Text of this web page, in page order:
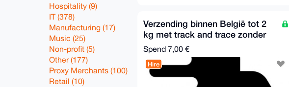
Hospitality (9)
IT (378)
Manufacturing (17)
Music (25)
Non-profit (5)
Other (177)
Proxy Merchants (100)
Retail (10)
Verzending binnen België tot 2
kg met track and trace zonder
verzekering
Spend 7,00 €
Hire